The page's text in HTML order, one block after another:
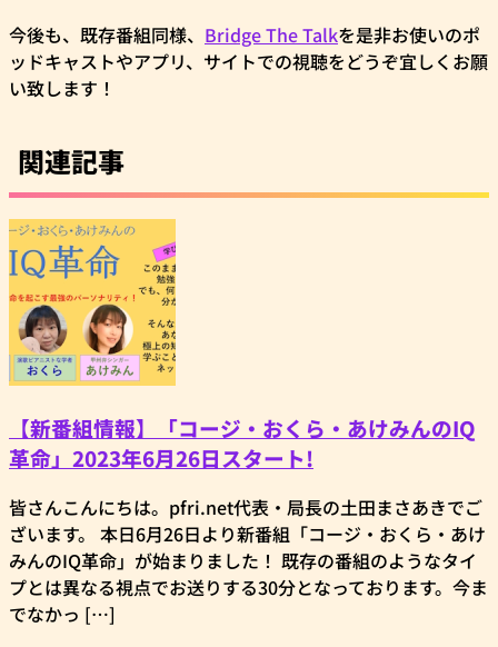
今後も、既存番組同様、 Bridge The Talkを是非お使いのポ
ッドキャストやアプリ、サイトでの視聴をどうぞ宜しくお願
い致します！
関連記事
【新番組情報】「コージ・おくら・あけみんのIQ
革命」2023年6月26日スタート!
皆さんこんにちは。pfri.net代表・局長の土田まさあきでご
ざいます。 本日6月26日より新番組「コージ・おくら・あけ
みんのIQ革命」が始まりました！ 既存の番組のようなタイ
プとは異なる視点でお送りする30分となっております。今ま
でなかっ […]